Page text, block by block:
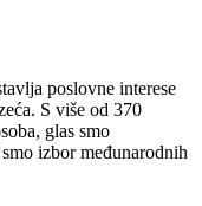
poslovne interese
S više od 370
glas smo
izbor međunarodnih